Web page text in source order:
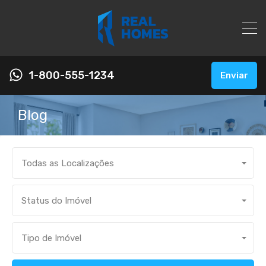
1-800-555-1234 Enviar
Blog
Todas as Localizações
Status do Imóvel
Tipo de Imóvel